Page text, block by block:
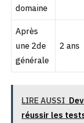
domaine
Après
une 2de
générale
2 ans
LIRE AUSSI
réussir les